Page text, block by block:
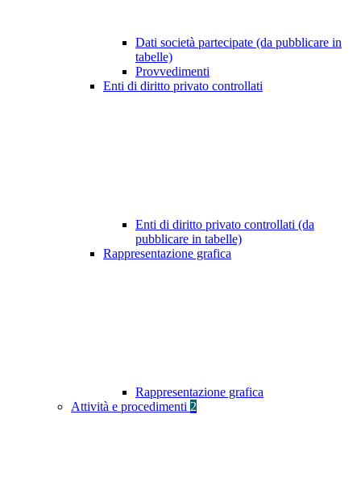
Dati società partecipate (da pubblicare in
tabelle)
Provvedimenti
Enti di diritto privato controllati
Enti di diritto privato controllati (da
pubblicare in tabelle)
Rappresentazione grafica
Rappresentazione grafica
Attività e procedimenti 2